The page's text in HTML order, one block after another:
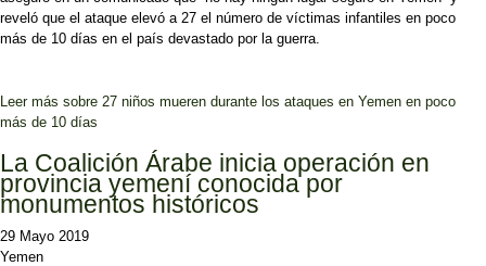
reveló que el ataque elevó a 27 el número de víctimas infantiles en poco
más de 10 días en el país devastado por la guerra.
Leer más sobre 27 niños mueren durante los ataques en Yemen en poco
más de 10 días
La Coalición Árabe inicia operación en
provincia yemení conocida por
monumentos históricos
29 Mayo 2019
Yemen